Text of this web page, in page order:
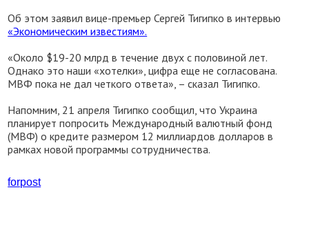
Об этом заявил вице-премьер Сергей Тигипко в интервью
«Экономическим известиям».
«Около $19-20 млрд в течение двух с половиной лет.
Однако это наши «хотелки», цифра еще не согласована.
МВФ пока не дал четкого ответа», – сказал Тигипко.
Напомним, 21 апреля Тигипко сообщил, что Украина
планирует попросить Международный валютный фонд
(МВФ) о кредите размером 12 миллиардов долларов в
рамках новой программы сотрудничества.
forpost